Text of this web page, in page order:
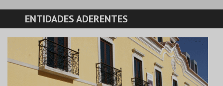
CARRINHO
EVENTOS
CARTÕES
PRODUTOS
ENTIDADES ADERENTES